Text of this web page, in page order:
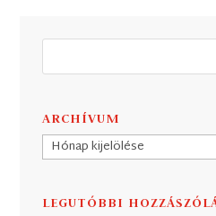
ARCHÍVUM
Archívum
LEGUTÓBBI